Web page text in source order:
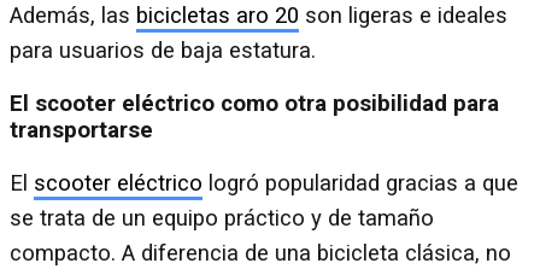
Además, las bicicletas aro 20 son ligeras e ideales
para usuarios de baja estatura.
El scooter eléctrico como otra posibilidad para
transportarse
El scooter eléctrico logró popularidad gracias a que
se trata de un equipo práctico y de tamaño
compacto. A diferencia de una bicicleta clásica, no